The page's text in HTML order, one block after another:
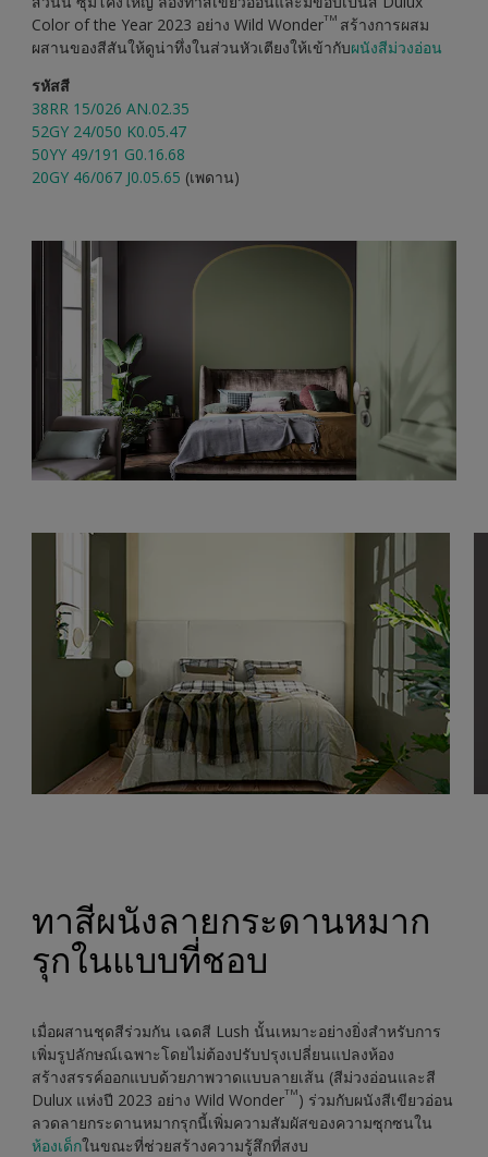
Color of the Year 2023 อย่าง Wild WonderTM สร้างการผสม
ผสานของสีสันให้ดูน่าทึ่งในส่วนหัวเตียงให้เข้ากับผนังสีม่วงอ่อน
รหัสสี
38RR 15/026 AN.02.35
52GY 24/050 K0.05.47
50YY 49/191 G0.16.68
20GY 46/067 J0.05.65 (เพดาน)
ทาสีผนังลายกระดานหมาก
รุกในแบบที่ชอบ
เมื่อผสานชุดสีร่วมกัน เฉดสี Lush นั้นเหมาะอย่างยิ่งสำหรับการ
เพิ่มรูปลักษณ์เฉพาะโดยไม่ต้องปรับปรุงเปลี่ยนแปลงห้อง
สร้างสรรค์ออกแบบด้วยภาพวาดแบบลายเส้น (สีม่วงอ่อนและสี
Dulux แห่งปี 2023 อย่าง Wild WonderTM) ร่วมกับผนังสีเขียวอ่อน
ลวดลายกระดานหมากรุกนี้เพิ่มความสัมผัสของความซุกซนใน
ห้องเด็กในขณะที่ช่วยสร้างความรู้สึกที่สงบ